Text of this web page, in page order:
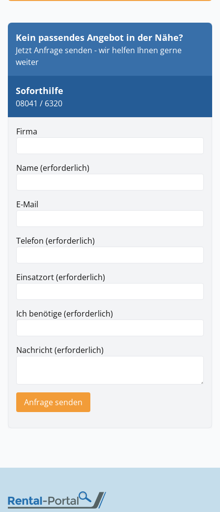
Kein passendes Angebot in der Nähe?
Jetzt Anfrage senden - wir helfen Ihnen gerne
weiter
Soforthilfe
08041 / 6320
Firma
Name (erforderlich)
E-Mail
Telefon (erforderlich)
Einsatzort (erforderlich)
Ich benötige (erforderlich)
Nachricht (erforderlich)
Anfrage senden